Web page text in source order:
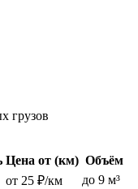
грузов
Цена от (км) Объём
от 25 ₽/км
до 9 м³